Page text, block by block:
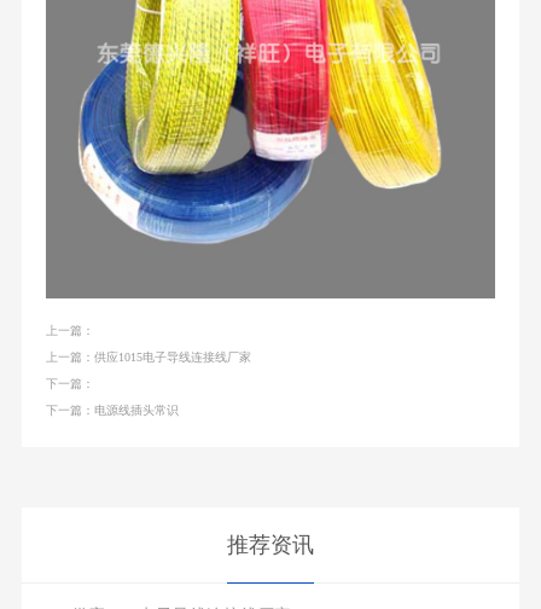
上一篇：
上一篇：供应1015电子导线连接线厂家
下一篇：
下一篇：电源线插头常识
推荐资讯